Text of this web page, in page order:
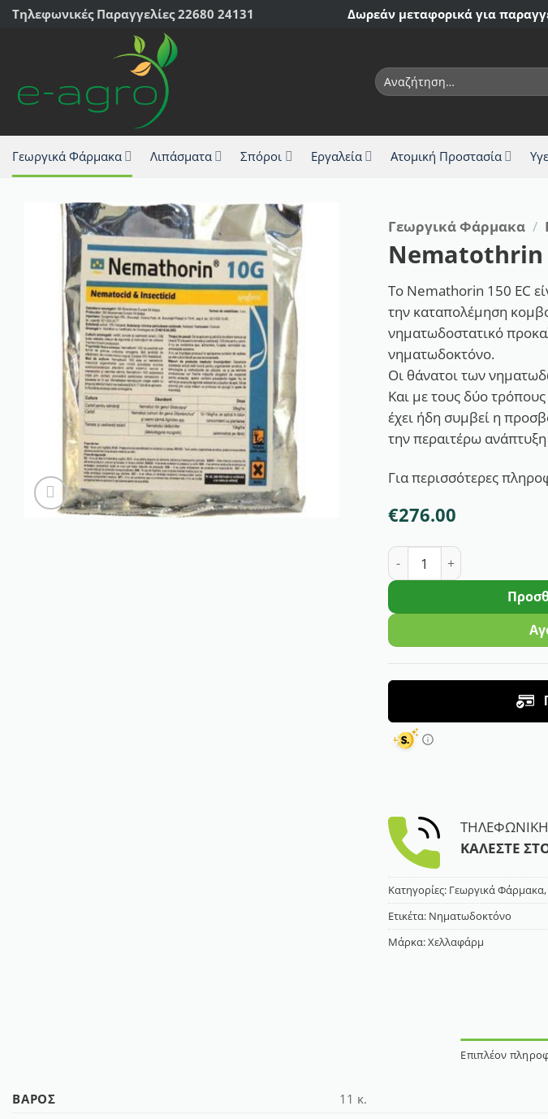
Μετάβαση
Τηλεφωνικές Παραγγελίες 22680 24131 Δωρεάν μεταφορικά για
Αναζήτηση
για:
Γεωργικά Φάρμακα Λιπάσματα Σπόροι Εργαλεία Ατομική Προστασία
Γεωργικά Φάρμακα /
Nematothrin
Το Nemathorin 150 EC
την καταπολέμηση
νηματωδοστατικό
νηματωδοκτόνο.
Οι θάνατοι των
Και με τους δύο
έχει ήδη συμβεί η
την περαιτέρω ανάπτυξη
Για περισσότερες
€276.00
Nematothrin 10G
ΚΑΛΕΣΤΕ
Κατηγορίες: Γεωργικά Φάρμακα,
Ετικέτα: Νηματωδοκτόνο
Μάρκα:Χελλαφάρμ
Επιπλέον
ΒΆΡΟΣ 11 κ.